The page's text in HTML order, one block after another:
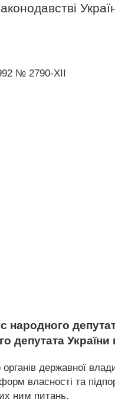
№ 2790-XII
народного
депутата України
державної
форм власності та
ним питань.